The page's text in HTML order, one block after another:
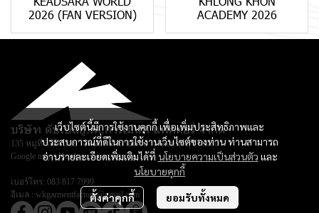
2026 (FAN VERSION)
ACADEMY 2026
เว็บไซต์นี้มีการใช้งานคุกกี้ เพื่อเพิ่มประสิทธิภาพและ
ประสบการณ์ที่ดีในการใช้งานเว็บไซต์ของท่าน ท่านสามารถ
อ่านรายละเอียดเพิ่มเติมได้ที่ นโยบายความเป็นส่วนตัว และ
นโยบายคุกกี้
ตั้งค่าคุกกี้ ยอมรับทั้งหมด
บริษัท ดับเบิลยู.เค.การ์เม้นท์ แฟคตอรี่ จำกัด
135 หมู่ที่ 3 ตำบลยางหย่อง อำเภอท่ายาง จ.เพชรบุรี 76130
Google map : Keadsara Sport Design
เบอร์โทร: 083 817 7999
อีเมล : wkgarmentfactory@gmail.com